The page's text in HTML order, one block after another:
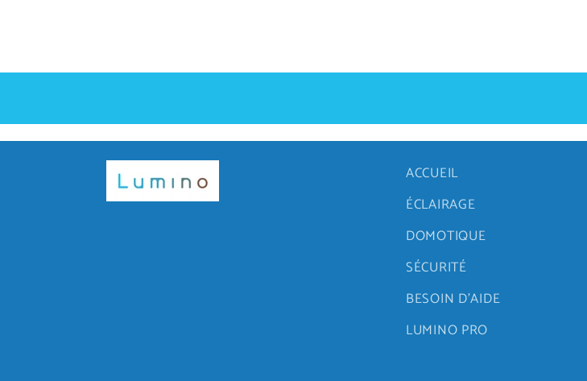
ACCUEIL
ÉCLAIRAGE
DOMOTIQUE
SÉCURITÉ
BESOIN D'AIDE
LUMINO PRO